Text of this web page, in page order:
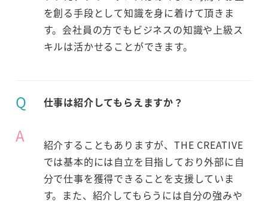
を創る手段として知識を身に着けて頂きま
す。会社員の方でもビジネスの知識や上級ス
キルは活かせることができます。
Q 仕事は紹介してもらえますか？
A
紹介することもありますが、THE CREATIVE
では基本的には自立を目指しており外部に自
分で仕事を獲得できることを支援していま
す。また、紹介してもらうには自分の強みや